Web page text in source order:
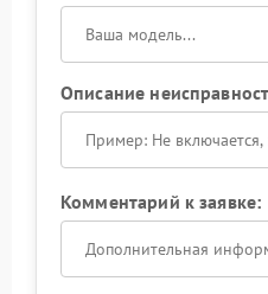
Описание
Комментарий к заявке: